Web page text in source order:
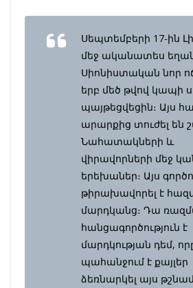
Սեպտեմբերի 17-ին
մեջ ականատես
Սիոնիստական նոր
երբ մեծ թվով կապի
պայթեցվեցին։ Այս
արարքից տուժել են
Նահատակների և
վիրավորների մեջ
երեխաներ։ Այս
թիրախավորել է
մարդկանց։ Դա
հանցագործություն է
մարդկության դեմ,
պահանջում է քայլեր
ձեռնարկել այս